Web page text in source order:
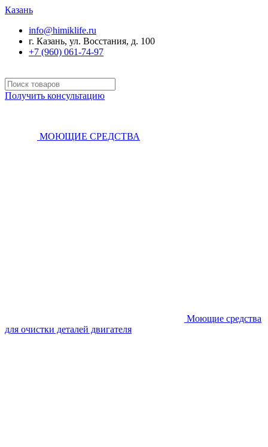
Казань
info@himiklife.ru
г. Казань, ул. Восстания, д. 100
+7 (960) 061-74-97
Получить консультацию
МОЮЩИЕ СРЕДСТВА
Моющие средства
для очистки деталей двигателя